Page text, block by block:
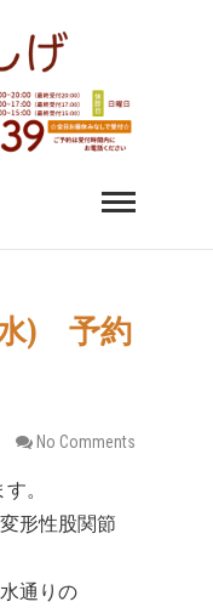
院 肩
スポ
骨院
多、六本松で肩こ
ら整骨院とくしげ
、施術させていた
かせください。
水) 予約
No Comments
。
形性股関節
通りの